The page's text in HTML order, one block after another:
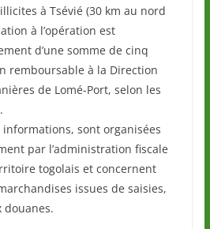
à Tsévié (30 km au nord
à l’opération est
d’une somme de cinq
remboursable à la Direction
de Lomé-Port, selon les
informations, sont organisées
par l’administration fiscale
togolais et concernent
issues de saisies,
douanes.